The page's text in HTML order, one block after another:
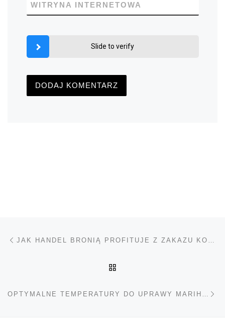
WITRYNA INTERNETOWA
Slide to verify
Nawigacja wpisu